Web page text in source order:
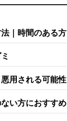
｜時間のある方
用される可能性
い方におすすめ